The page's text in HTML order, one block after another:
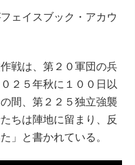
ェイスブック・アカウ
戦は、第２０軍団の兵
２５年秋に１００日以
間、第２２５独立強襲
ちは陣地に留まり、反
」と書かれている。